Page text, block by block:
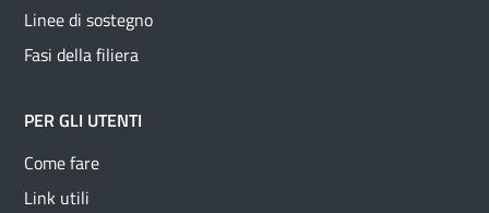
Linee di sostegno
Fasi della filiera
PER GLI UTENTI
Come fare
Link utili